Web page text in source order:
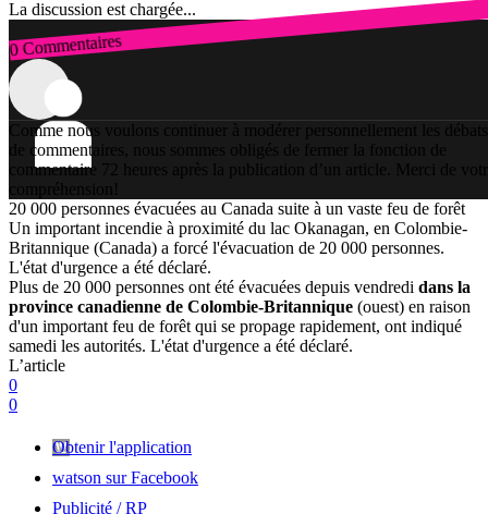
La discussion est chargée...
0 Commentaires
Connexion
Comme nous voulons continuer à modérer personnellement les débats
de commentaires, nous sommes obligés de fermer la fonction de
commentaire 72 heures après la publication d’un article. Merci de
compréhension!
20 000 personnes évacuées au Canada suite à un vaste feu de forêt
Un important incendie à proximité du lac Okanagan, en Colombie-
Britannique (Canada) a forcé l'évacuation de 20 000 personnes.
L'état d'urgence a été déclaré.
Plus de 20 000 personnes ont été évacuées depuis vendredi dans la
province canadienne de Colombie-Britannique (ouest) en raison
d'un important feu de forêt qui se propage rapidement, ont indiqué
samedi les autorités. L'état d'urgence a été déclaré.
L’article
0
0
Obtenir l'application
watson sur Facebook
Publicité / RP